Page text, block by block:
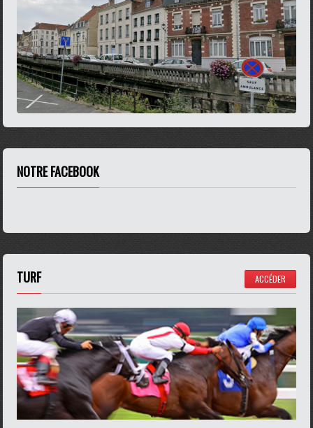
NOTRE FACEBOOK
TURF ACCÉDER